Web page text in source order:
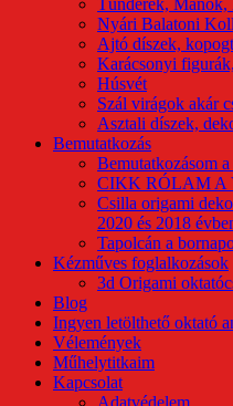
Tündérek, Manók,
Nyári Balatoni
Ajtó díszek,
Karácsonyi
Húsvét
Szál virágok akár
Asztali díszek,
Bemutatkozás
Bemutatkozásom
CIKK RÓLAM A
Csilla origami
2020 és 2018
Tapolcán a
Kézműves foglalkozások
3d Origami
Blog
Ingyen letölthető oktató
Vélemények
Műhelytitkaim
Kapcsolat
Adatvédelem